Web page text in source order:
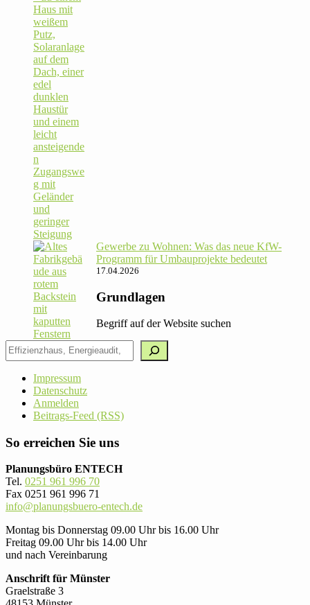
Gewerbe zu Wohnen: Was das neue KfW-
Pro­gramm für Umbau­pro­jekte bedeutet
17.04.2026
Grundlagen
Begriff auf der Website suchen
Impressum
Datenschutz
Anmelden
Beitrags-Feed (RSS)
So erreichen Sie uns
Planungsbüro ENTECH
Tel. 0251 961 996 70
Fax 0251 961 996 71
info@planungsbuero-entech.de
Montag bis Donnerstag 09.00 Uhr bis 16.00 Uhr
Freitag 09.00 Uhr bis 14.00 Uhr
und nach Vereinbarung
Anschrift für Münster
Graelstraße 3